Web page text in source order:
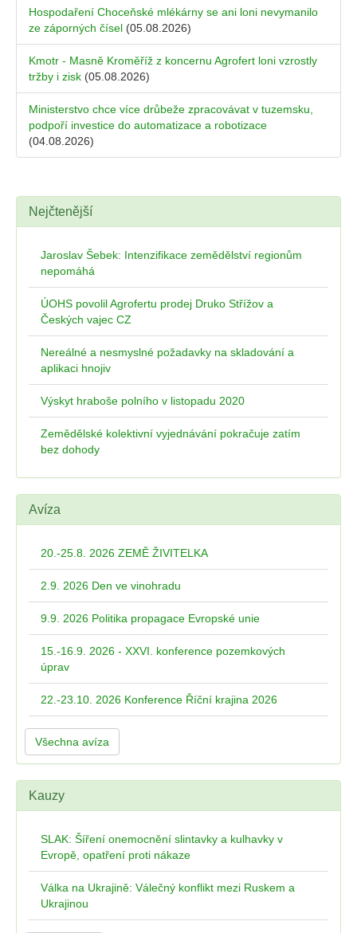
Hospodaření Choceňské mlékárny se ani loni nevymanilo
ze záporných čísel (05.08.2026)
Kmotr - Masně Kroměříž z koncernu Agrofert loni vzrostly
tržby i zisk (05.08.2026)
Ministerstvo chce více drůbeže zpracovávat v tuzemsku,
podpoří investice do automatizace a robotizace
(04.08.2026)
Nejčtenější
Jaroslav Šebek: Intenzifikace zemědělství regionům
nepomáhá
ÚOHS povolil Agrofertu prodej Druko Střížov a
Českých vajec CZ
Nereálné a nesmyslné požadavky na skladování a
aplikaci hnojiv
Výskyt hraboše polního v listopadu 2020
Zemědělské kolektivní vyjednávání pokračuje zatím
bez dohody
Avíza
20.-25.8. 2026 ZEMĚ ŽIVITELKA
2.9. 2026 Den ve vinohradu
9.9. 2026 Politika propagace Evropské unie
15.-16.9. 2026 - XXVI. konference pozemkových
úprav
22.-23.10. 2026 Konference Říční krajina 2026
Všechna avíza
Kauzy
SLAK: Šíření onemocnění slintavky a kulhavky v
Evropě, opatření proti nákaze
Válka na Ukrajině: Válečný konflikt mezi Ruskem a
Ukrajinou